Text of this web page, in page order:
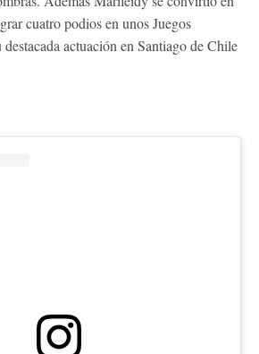
cuatro podios en unos Juegos
actuación en Santiago de Chile